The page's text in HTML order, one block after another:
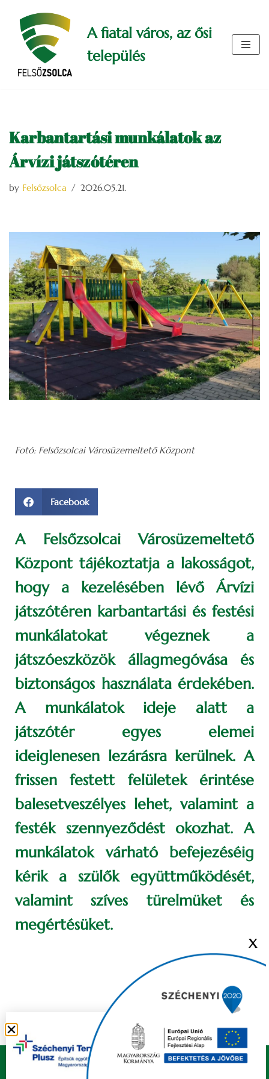
Skip
content
A fiatal város, az ősi
település
Karbantartási munkálatok az
Árvízi játszótéren
by Felsőzsolca 2026.05.21.
Fotó: Felsőzsolcai Városüzemeltető Központ
Facebook
A Felsőzsolcai Városüzemeltető
Központ tájékoztatja a lakosságot,
hogy a kezelésében lévő Árvízi
játszótéren karbantartási és festési
munkálatokat végeznek a
játszóeszközök állagmegóvása és
biztonságos használata érdekében.
A munkálatok ideje alatt a
játszótér egyes elemei
ideiglenesen lezárásra kerülnek. A
frissen festett felületek érintése
balesetveszélyes lehet, valamint a
festék szennyeződést okozhat. A
munkálatok várható befejezéséig
kérik a szülők együttműködését,
valamint szíves türelmüket és
megértésüket.
Copyright © 2021 FELSŐZSOLCA ÖNKORMÁNYZAT |
Készítette
X